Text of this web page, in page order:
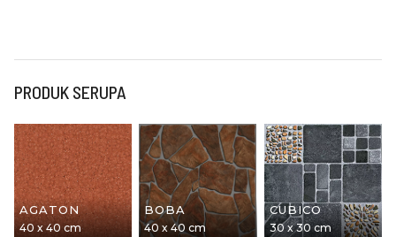
PRODUK SERUPA
AGATON
40 x 40 cm
BOBA
40 x 40 cm
CUBICO
30 x 30 cm